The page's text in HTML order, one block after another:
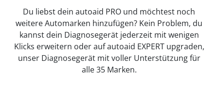
Du liebst dein autoaid PRO und möchtest noch
weitere Automarken hinzufügen? Kein Problem, du
kannst dein Diagnosegerät jederzeit mit wenigen
Klicks erweitern oder auf autoaid EXPERT upgraden,
unser Diagnosegerät mit voller Unterstützung für
alle 35 Marken.